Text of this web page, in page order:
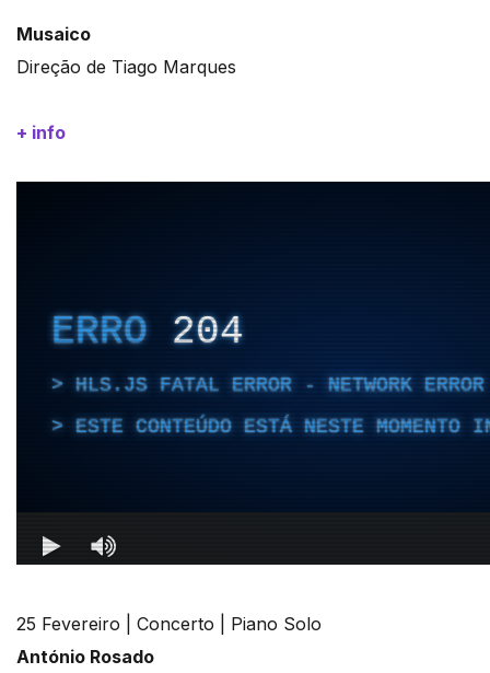
Musaico
Direção de Tiago Marques
+ info
25 Fevereiro | Concerto | Piano Solo
António Rosado